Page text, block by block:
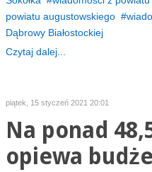
powiatu augustowskiego
Dąbrowy Białostockiej
Czytaj dalej...
piątek, 15 styczeń 2021 20:01
Na ponad
opiewa